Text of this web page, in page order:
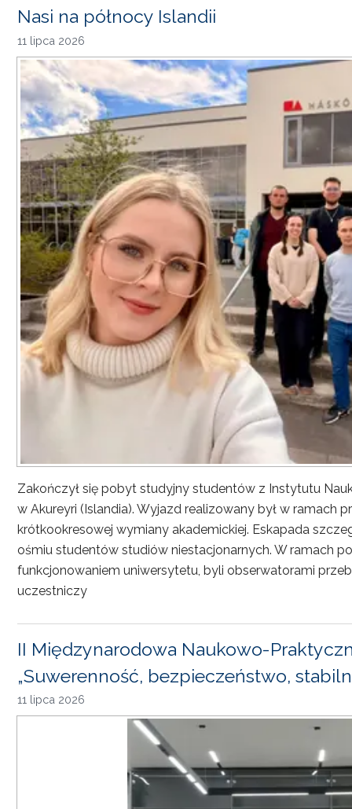
Nasi na północy Islandii
11 lipca 2026
Zakończył się pobyt studyjny studentów z Instytutu
w Akureyri (Islandia). Wyjazd realizowany był w ramach
krótkookresowej wymiany akademickiej. Eskapada
ośmiu studentów studiów niestacjonarnych. W ramach
funkcjonowaniem uniwersytetu, byli obserwatorami
uczestniczy
II Międzynarodowa Naukowo-
„Suwerenność, bezpieczeństwo,
11 lipca 2026